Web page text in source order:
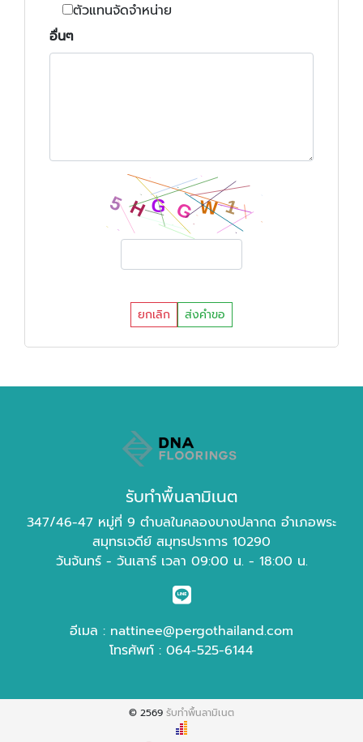
ตัวแทนจัดจำหน่าย
อื่นๆ
ยกเลิก ส่งคำขอ
รับทำพื้นลามิเนต
347/46-47 หมู่ที่ 9 ตำบลในคลองบางปลากด อำเภอพระ
สมุทรเจดีย์ สมุทรปราการ 10290
วันจันทร์ - วันเสาร์ เวลา 09:00 น. - 18:00 น.
อีเมล : nattinee@pergothailand.com
โทรศัพท์ : 064-525-6144
© 2569 รับทำพื้นลามิเนต